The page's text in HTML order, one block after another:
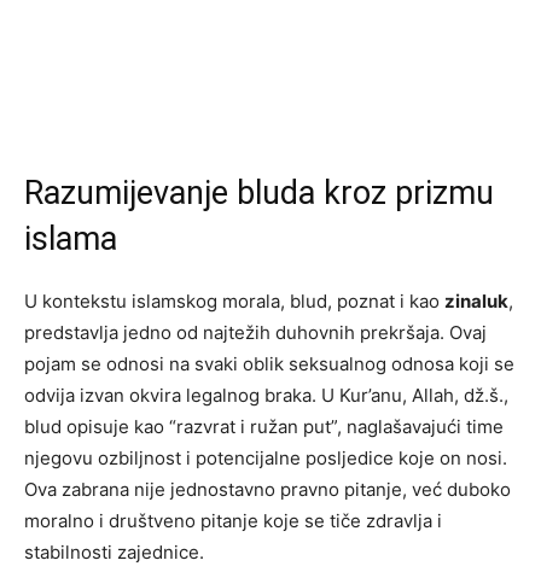
Razumijevanje bluda kroz prizmu
islama
U kontekstu islamskog morala, blud, poznat i kao zinaluk,
predstavlja jedno od najtežih duhovnih prekršaja. Ovaj
pojam se odnosi na svaki oblik seksualnog odnosa koji se
odvija izvan okvira legalnog braka. U Kur’anu, Allah, dž.š.,
blud opisuje kao “razvrat i ružan put”, naglašavajući time
njegovu ozbiljnost i potencijalne posljedice koje on nosi.
Ova zabrana nije jednostavno pravno pitanje, već duboko
moralno i društveno pitanje koje se tiče zdravlja i
stabilnosti zajednice.